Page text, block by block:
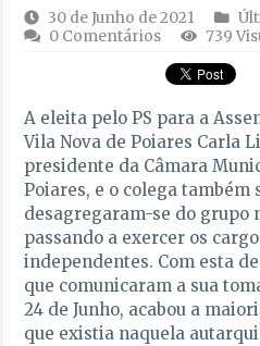
30 de Junho de 2021
0 Comentários
739
A eleita pelo PS para a
Vila Nova de Poiares Carla
presidente da Câmara
Poiares, e o colega também
desagregaram-se do grupo
passando a exercer os
independentes. Com esta
que comunicaram a sua
24 de Junho, acabou a
que existia naquela